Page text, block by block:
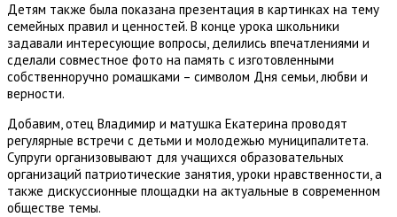
Детям также была показана презентация в картинках на тему
семейных правил и ценностей. В конце урока школьники
задавали интересующие вопросы, делились впечатлениями и
сделали совместное фото на память с изготовленными
собственноручно ромашками – символом Дня семьи, любви и
верности.
Добавим, отец Владимир и матушка Екатерина проводят
регулярные встречи с детьми и молодежью муниципалитета.
Супруги организовывают для учащихся образовательных
организаций патриотические занятия, уроки нравственности, а
также дискуссионные площадки на актуальные в современном
обществе темы.